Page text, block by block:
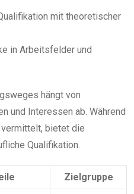
mit theoretischer
in Arbeitsfelder und
hängt von
und Interessen ab. Während
bietet die
Qualifikation.
Zielgruppe